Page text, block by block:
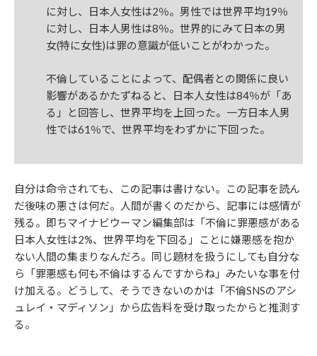
に対し、日本人女性は2％。男性では世界平均19％
に対し、日本人男性は8％。世界的にみて日本の男
女(特に女性)は罪の意識が低いことがわかった。
不倫していることによって、配偶者との関係に良い
影響があるかたずねると、日本人女性は84％が「あ
る」と回答し、世界平均を上回った。一方日本人男
性では61％で、世界平均をわずかに下回った。
自分は命令されても、この記事は書けない。この記事を読ん
だ後味の悪さは何だ。人間が書くのだから、記事には感情が
残る。即ちマイナビウーマン編集部は「不倫に罪悪感がある
日本人女性は2%、世界平均を下回る」ことに嫌悪感を抱か
ない人間の集まりなんだろ。同じ題材を扱うにしても自分な
ら「罪悪感も何も不倫はするんですからね」みたいな事を付
け加える。どうして、そうできないのかは「不倫SNSのアシ
ュレイ・マディソン」から広告料を受け取ったからと推測す
る。